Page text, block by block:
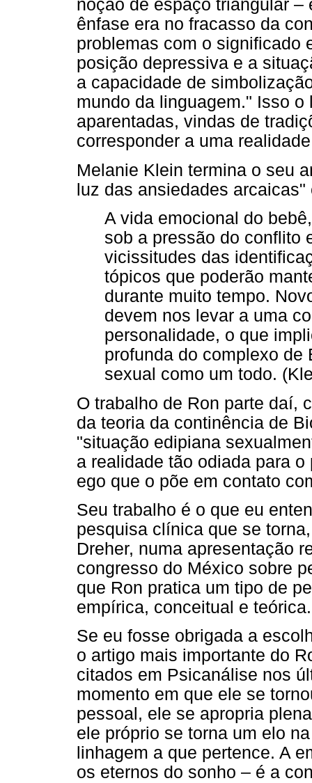
noção de espaço triangular
ênfase era no fracasso da
problemas com o significado
posição depressiva e a
a capacidade de
mundo da linguagem." Isso
aparentadas, vindas de
corresponder a uma
Melanie Klein termina o seu
luz das ansiedades
A vida emocional do
sob a pressão do conflito
vicissitudes das
tópicos que poderão
durante muito tempo.
devem nos levar a uma
personalidade, o que
profunda do complexo de
sexual como um todo.
O trabalho de Ron parte daí,
da teoria da continência de
"situação edipiana
a realidade tão odiada para
ego que o põe em contato
Seu trabalho é o que eu
pesquisa clínica que se
Dreher, numa apresentação
congresso do México sobre
que Ron pratica um tipo de
empírica, conceitual e teórica.
Se eu fosse obrigada a
o artigo mais importante do
citados em Psicanálise nos
momento em que ele se
pessoal, ele se apropria
ele próprio se torna um elo
linhagem a que pertence. A
os eternos do sonho – é a